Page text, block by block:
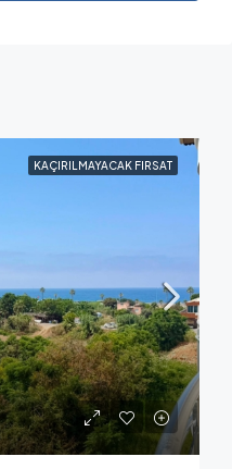
KAÇIRILMAYACAK FIRSAT